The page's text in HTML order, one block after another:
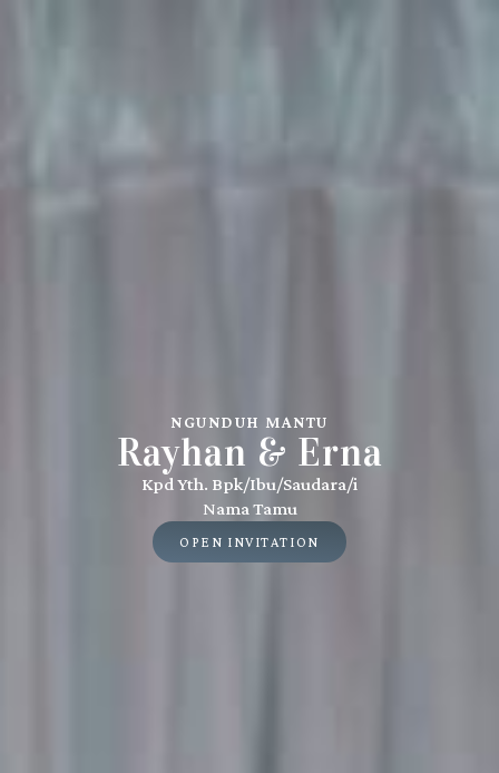
NGUNDUH MANTU
Rayhan & Erna
Kpd Yth. Bpk/Ibu/Saudara/i
Nama Tamu
OPEN INVITATION